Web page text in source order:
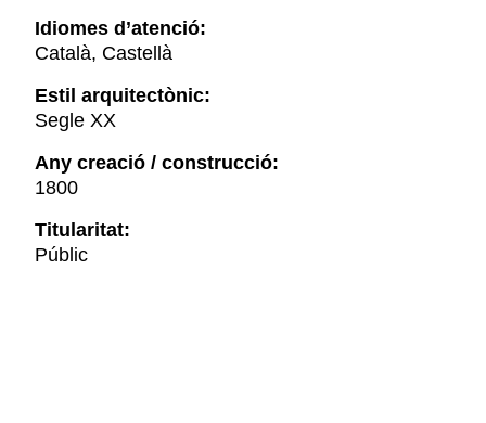
Idiomes d’atenció:
Català, Castellà
Estil arquitectònic:
Segle XX
Any creació / construcció:
1800
Titularitat:
Públic